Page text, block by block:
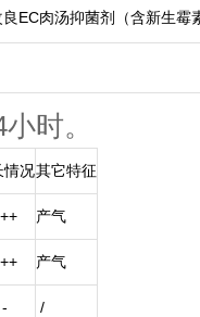
EC肉汤抑菌剂（含新生霉
时。
情况其它特征
产气
产气
- /